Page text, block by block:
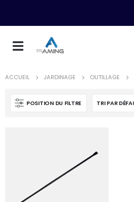
ACCUEIL JARDINAGE OUTILLAGE
POSITION DU FILTRE